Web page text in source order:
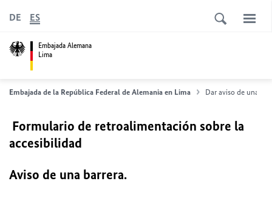
Embajada Alemana
Lima
DE ES
Embajada de la República Federal de Alemania en Lima Dar aviso de una
Formulario de retroalimentación sobre la
accesibilidad
Aviso de una barrera.